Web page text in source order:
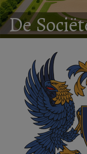
De